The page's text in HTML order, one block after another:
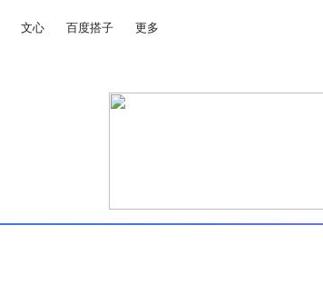
文心 百度搭子 更多